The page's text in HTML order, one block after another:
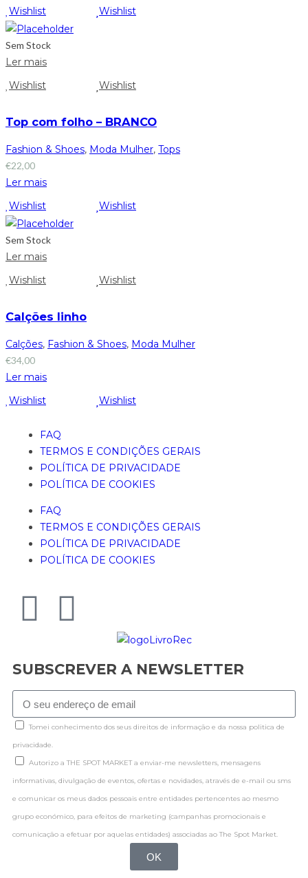
Wishlist
Wishlist
Sem Stock
Ler mais
Wishlist
Wishlist
Top com folho – BRANCO
Fashion & Shoes, Moda Mulher, Tops
€22,00
Ler mais
Wishlist
Wishlist
Sem Stock
Ler mais
Wishlist
Wishlist
Calções linho
Calções, Fashion & Shoes, Moda Mulher
€34,00
Ler mais
Wishlist
Wishlist
FAQ
TERMOS E CONDIÇÕES GERAIS
POLÍTICA DE PRIVACIDADE
POLÍTICA DE COOKIES
FAQ
TERMOS E CONDIÇÕES GERAIS
POLÍTICA DE PRIVACIDADE
POLÍTICA DE COOKIES
SUBSCREVER A NEWSLETTER
Tomei conhecimento dos seus direitos de informação e da nossa politica de
privacidade.
Autorizo a THE SPOT MARKET a enviar-me newsletters, mensagens
informativas, divulgação de eventos, ofertas e novidades, através de e-mail ou sms
e comunicar os meus dados pessoais entre entidades pertencentes ao mesmo
grupo económico, para efeitos de marketing (campanhas promocionais e
comunicação a efetuar por aquelas entidades) associadas ao The Spot Market.
OK